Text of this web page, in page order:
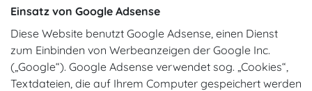
Einsatz von Google Adsense
Diese Website benutzt Google Adsense, einen Dienst
zum Einbinden von Werbeanzeigen der Google Inc.
(„Google“). Google Adsense verwendet sog. „Cookies“,
Textdateien, die auf Ihrem Computer gespeichert werden